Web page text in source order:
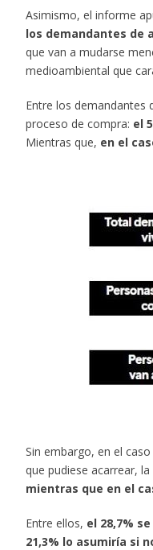
Asimismo, el informe
los demandantes de
que van a mudarse
medioambiental que
Entre los demandantes
proceso de compra: el
Mientras que, en el
Sin embargo, en el
que pudiese acarrear,
mientras que en el
Entre ellos, el 28,7%
21,3% lo asumiría si